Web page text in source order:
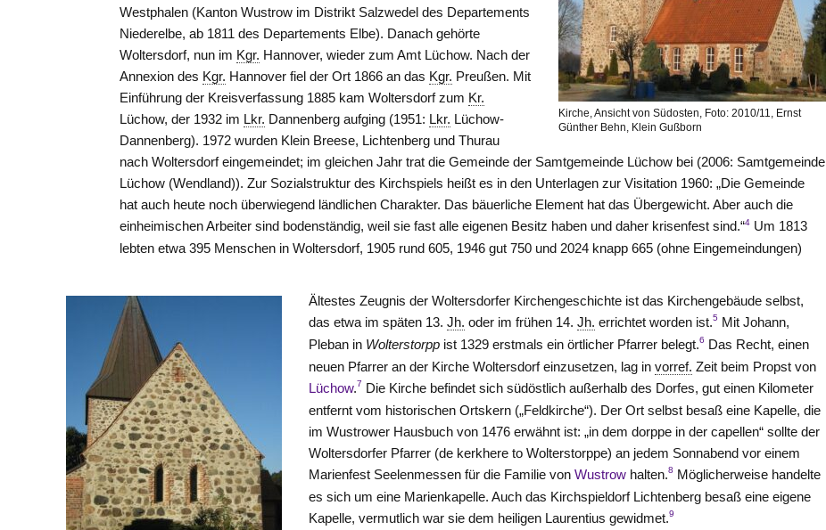
Kirche, Ansicht von Südosten, Foto: 2010/11, Ernst
Günther Behn, Klein Gußborn
Westphalen (KantonWustrow im Distrikt Salzwedel des Departements
Niederelbe, ab 1811 des Departements Elbe). Danach gehörte
Woltersdorf, nun im Kgr. Hannover, wieder zum Amt Lüchow. Nach der
Annexion des Kgr. Hannover fiel der Ort 1866 an das Kgr. Preußen. Mit
Einführung der Kreisverfassung 1885 kam Woltersdorf zum Kr.
Lüchow, der 1932 im Lkr. Dannenberg aufging (1951: Lkr. Lüchow-
Dannenberg). 1972 wurden Klein Breese, Lichtenberg und Thurau
nach Woltersdorf eingemeindet; im gleichen Jahr trat die Gemeinde der Samtgemeinde Lüchow bei (2006: Samtgemeinde
Lüchow (Wendland)). Zur Sozialstruktur des Kirchspiels heißt es in den Unterlagen zur Visitation 1960: „Die Gemeinde
hat auch heute noch überwiegend ländlichen Charakter. Das bäuerliche Element hat das Übergewicht. Aber auch die
einheimischen Arbeiter sind bodenständig, weil sie fast alle eigenen Besitz haben und daher krisenfest sind.“4 Um 1813
lebten etwa 395 Menschen in Woltersdorf, 1905 rund 605, 1946 gut 750 und 2024 knapp 665 (ohne Eingemeindungen)
Ältestes Zeugnis der Woltersdorfer Kirchengeschichte ist das Kirchengebäude selbst,
das etwa im späten 13.Jh. oder im frühen 14.Jh. errichtet worden ist.5 Mit Johann,
Pleban in Wolterstorpp ist 1329 erstmals ein örtlicher Pfarrer belegt.6 Das Recht, einen
neuen Pfarrer an der Kirche Woltersdorf einzusetzen, lag invorref. Zeit beim Propst von
Lüchow.7 Die Kirche befindet sich südöstlich außerhalb des Dorfes, gut einen Kilometer
entfernt vom historischen Ortskern („Feldkirche“). Der Ort selbst besaß eine Kapelle, die
im Wustrower Hausbuch von 1476 erwähnt ist: „in dem dorppe in der capellen“ sollte der
Woltersdorfer Pfarrer (de kerkhere to Wolterstorppe) an jedem Sonnabend vor einem
Marienfest Seelenmessen für die Familie vonWustrow halten.8 Möglicherweise handelte
es sich um eine Marienkapelle. Auch das Kirchspieldorf Lichtenberg besaß eine eigene
Kapelle, vermutlich war sie dem heiligen Laurentius gewidmet.9